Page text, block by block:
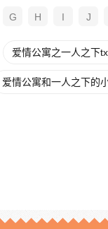
G H I J
爱情公寓之一人之下
爱情公寓和一人之下的